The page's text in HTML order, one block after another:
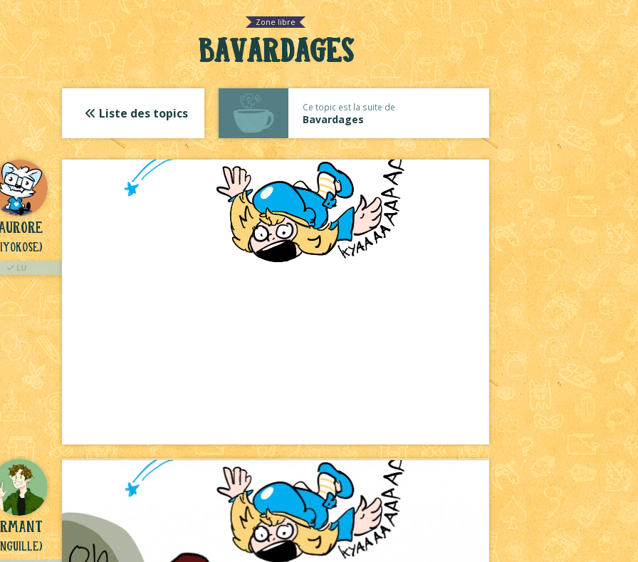
Zone libre
Bavardages
Liste des topics Ce topic est la suite de
Bavardages
LU